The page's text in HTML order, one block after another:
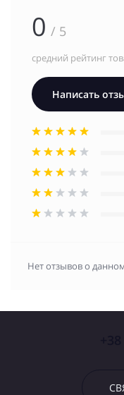
0 / 5
средний рейтинг
Написать
Нет отзывов о